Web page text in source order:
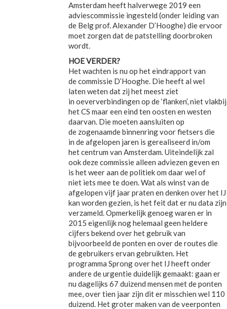
Amsterdam heeft halverwege 2019 een
adviescommissie ingesteld (onder leiding van
de Belg prof. Alexander D’Hooghe) die ervoor
moet zorgen dat de patstelling doorbroken
wordt.
HOE VERDER?
Het wachten is nu op het eindrapport van
de commissie D’Hooghe. Die heeft al wel
laten weten dat zij het meest ziet
in oeververbindingen op de ‘flanken’, niet vlakbij
het CS maar een eind ten oosten en westen
daarvan. Die moeten aansluiten op
de zogenaamde binnenring voor fietsers die
in de afgelopen jaren is gerealiseerd in/om
het centrum van Amsterdam. Uiteindelijk zal
ook deze commissie alleen adviezen geven en
is het weer aan de politiek om daar wel of
niet iets mee te doen. Wat als winst van de
afgelopen vijf jaar praten en denken over het IJ
kan worden gezien, is het feit dat er nu data zijn
verzameld. Opmerkelijk genoeg waren er in
2015 eigenlijk nog helemaal geen heldere
cijfers bekend over het gebruik van
bijvoorbeeld de ponten en over de routes die
de gebruikers ervan gebruikten. Het
programma Sprong over het IJ heeft onder
andere de urgentie duidelijk gemaakt: gaan er
nu dagelijks 67 duizend mensen met de ponten
mee, over tien jaar zijn dit er misschien wel 110
duizend. Het groter maken van de veerponten